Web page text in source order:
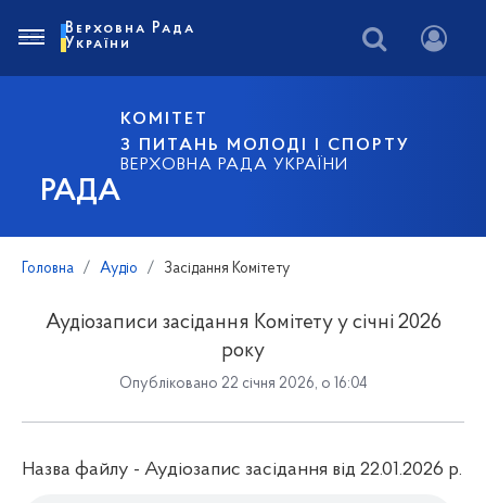
РАДА
КОМІТЕТ
З ПИТАНЬ МОЛОДІ І СПОРТУ
ВЕРХОВНА РАДА УКРАЇНИ
Верховна Рада
України
Головна Аудіо Засідання Комітету
Аудіозаписи засідання Комітету у січні 2026
року
Опубліковано 22 січня 2026, о 16:04
Назва файлу - Аудіозапис засідання від 22.01.2026 р.